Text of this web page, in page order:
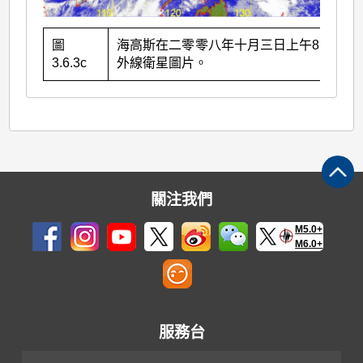
圖
3.6.3c
海高斯在二零零八年十月三日上午8時的紅
外線衛星圖片。
關注我們
M5.0+
M6.0+
服務台